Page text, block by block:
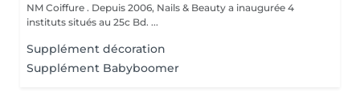
NM Coiffure . Depuis 2006, Nails & Beauty a inaugurée 4
instituts situés au 25c Bd. ...
Supplément décoration
Supplément Babyboomer